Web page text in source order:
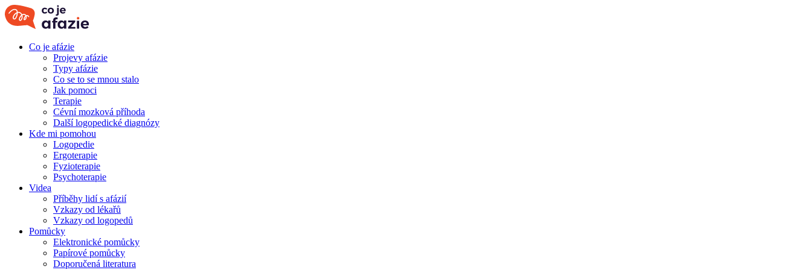
Co je afázie
Projevy afázie
Typy afázie
Co se to se mnou stalo
Jak pomoci
Terapie
Cévní mozková příhoda
Další logopedické diagnózy
Kde mi pomohou
Logopedie
Ergoterapie
Fyzioterapie
Psychoterapie
Videa
Příběhy lidí s afázií
Vzkazy od lékařů
Vzkazy od logopedů
Pomůcky
Elektronické pomůcky
Papírové pomůcky
Doporučená literatura